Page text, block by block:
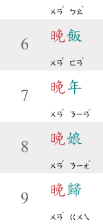
ㄨㄢ
ˇ
ㄅㄠ
ˋ
6
晚飯
ㄨㄢ
ˇ
ㄈㄢ
ˋ
7
晚年
ㄨㄢ
ˇ
ㄋㄧㄢ
ˊ
8
晚娘
ㄨㄢ
ˇ
ㄋㄧㄤ
ˊ
9
晚歸
ㄨㄢ
ˇ
ㄍㄨㄟ